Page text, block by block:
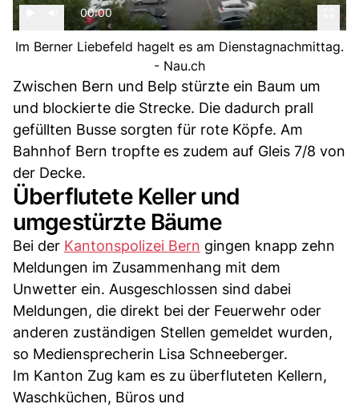
00:00
Im Berner Liebefeld hagelt es am Dienstagnachmittag.
- Nau.ch
Zwischen Bern und Belp stürzte ein Baum um
und blockierte die Strecke. Die dadurch prall
gefüllten Busse sorgten für rote Köpfe. Am
Bahnhof Bern tropfte es zudem auf Gleis 7/8 von
der Decke.
Überflutete Keller und
umgestürzte Bäume
Bei der Kantonspolizei Bern gingen knapp zehn
Meldungen im Zusammenhang mit dem
Unwetter ein. Ausgeschlossen sind dabei
Meldungen, die direkt bei der Feuerwehr oder
anderen zuständigen Stellen gemeldet wurden,
so Mediensprecherin Lisa Schneeberger.
Im Kanton Zug kam es zu überfluteten Kellern,
Waschküchen, Büros und